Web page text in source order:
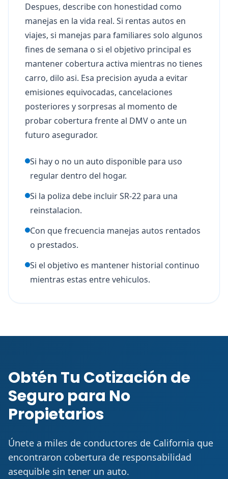
Despues, describe con honestidad como
manejas en la vida real. Si rentas autos en
viajes, si manejas para familiares solo algunos
fines de semana o si el objetivo principal es
mantener cobertura activa mientras no tienes
carro, dilo asi. Esa precision ayuda a evitar
emisiones equivocadas, cancelaciones
posteriores y sorpresas al momento de
probar cobertura frente al DMV o ante un
futuro asegurador.
Si hay o no un auto disponible para uso
regular dentro del hogar.
Si la poliza debe incluir SR-22 para una
reinstalacion.
Con que frecuencia manejas autos rentados
o prestados.
Si el objetivo es mantener historial continuo
mientras estas entre vehiculos.
Obtén Tu Cotización de
Seguro para No
Propietarios
Únete a miles de conductores de California que
encontraron cobertura de responsabilidad
asequible sin tener un auto.